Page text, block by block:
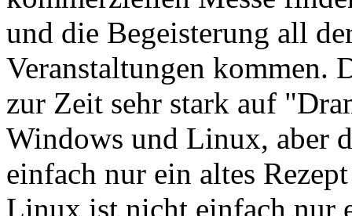
und die Begeisterung all
Veranstaltungen kommen.
zur Zeit sehr stark auf
Windows und Linux, aber
einfach nur ein altes
Linux ist nicht einfach nur